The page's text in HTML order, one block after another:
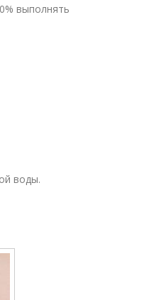
выполнять
воды.